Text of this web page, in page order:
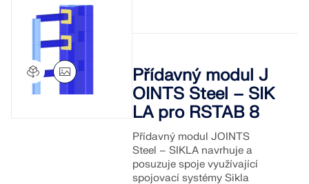
Přídavný modul J
OINTS Steel – SIK
LA pro RSTAB 8
Přídavný modul JOINTS
Steel – SIKLA navrhuje a
posuzuje spoje využívající
spojovací systémy Sikla